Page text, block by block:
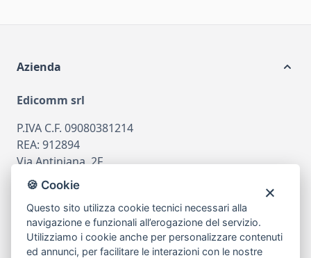
Azienda
Edicomm srl
P.IVA C.F. 09080381214
REA: 912894
Via Antiniana, 2F
80078 Pozzuoli
tel081.7515380
emailinfo@edicomm.it
🍪 Cookie
Questo sito utilizza cookie tecnici necessari alla
navigazione e funzionali all’erogazione del servizio.
Utilizziamo i cookie anche per personalizzare contenuti
ed annunci, per facilitare le interazioni con le nostre